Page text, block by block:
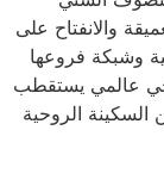
والانفتاح على
وشبكة فروعها
عالمي يستقطب
السكينة الروحية